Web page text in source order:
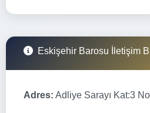
Eskişehir Barosu İletişim
Adres: Adliye Sarayı Kat:3